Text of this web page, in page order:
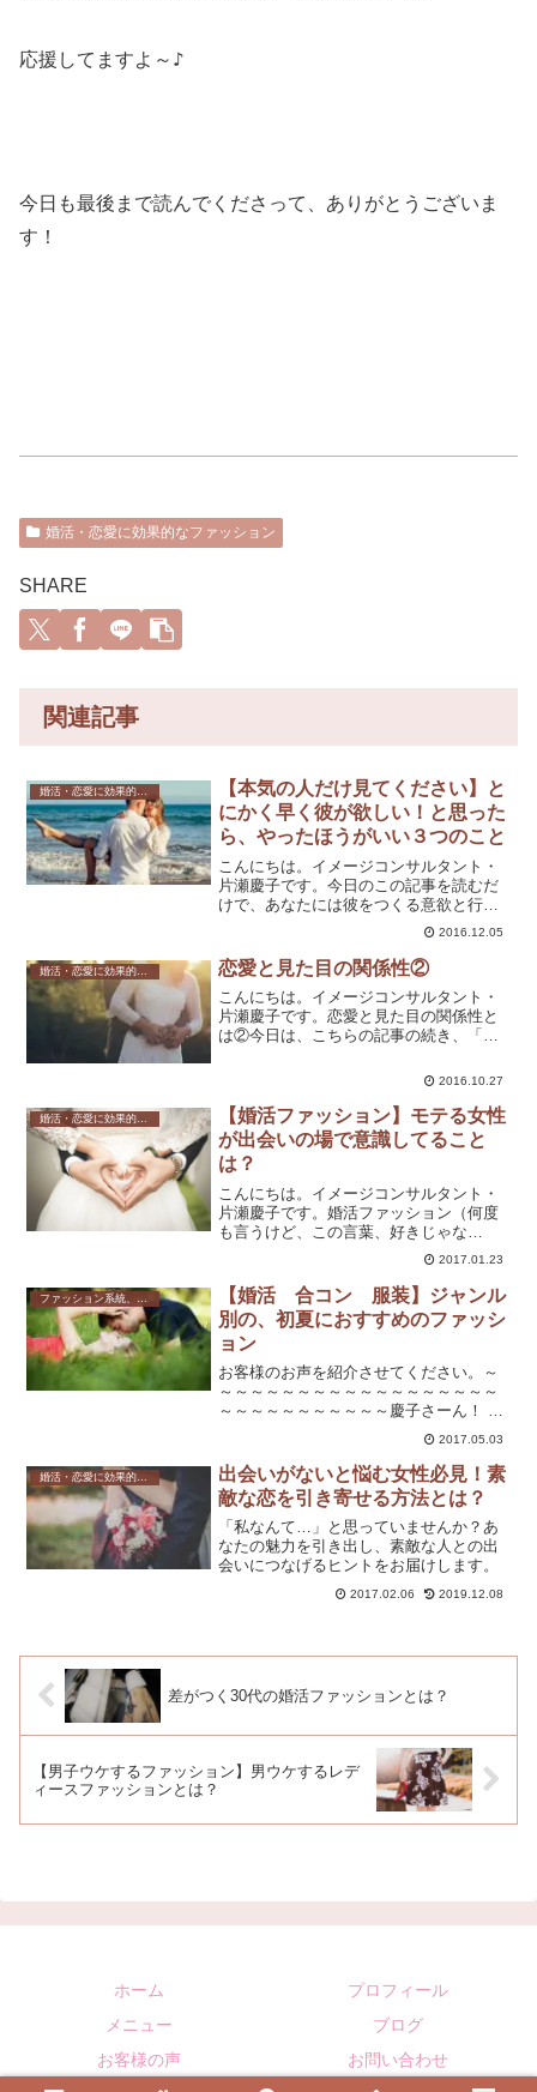
応援してますよ～ ♪
今日も最後まで読んでくださって、ありがとうございま
す！
婚活・恋愛に効果的なファッション
SHARE
関連記事
婚活・恋愛に効果的なファッション
【本気の人だけ見てください】と
にかく早く彼が欲しい！と思った
ら、やったほうがいい３つのこと
こんにちは。イメージコンサルタント・
片瀬慶子です。今日のこの記事を読むだ
けで、あなたには彼をつくる意欲と行動
力があるということなんですね。最後ま
で、楽しんで読んでいただけると嬉しい
です。「どこかにいい人いないかな～」
「街を歩いてて、急にカッ...
2016.12.05
恋愛と見た目の関係性②
こんにちは。イメージコンサルタント・
片瀬慶子です。恋愛と見た目の関係性と
は②今日は、こちらの記事の続き、「健
て、掘り下げていきますね。健康は誰も
生命は結局何のために必要...
2016.10.27
婚活・恋愛に効果的なファッション
【婚活ファッション】モテる女性
が出会いの場で意識してること
は？
こんにちは。イメージコンサルタント・
片瀬慶子です。婚活ファッション（何度
も言うけど、この言葉、好きじゃな
い…）については前も書きましたが、
「私、ファッション大好きなんです！で
もモテなくて・・・」という女性にお会
いしたので、また書きたいと思い...
2017.01.23
【婚活 合コン 服装】ジャンル
別の、初夏におすすめのファッシ
ョン
お客様のお声を紹介させてください。～
～～～～～～～～～～～～～～～～～～
～～～～～～～～～～～慶子さーん！ な
んと、あれから年下男性から二人も声を
かけられました。たった1ヶ月しかたって
ないのにこの変化！ファッションを変え
たせいだと思って、ハ...
2017.05.03
婚活・恋愛に効果的なファッション
出会いがないと悩む女性必見！素
敵な恋を引き寄せる方法とは？
「私なんて…」と思っていませんか？あ
なたの魅力を引き出し、素敵な人との出
会いにつなげるヒントをお届けします。
2017.02.06 2019.12.08
差がつく30代の婚活ファッションとは？
【男子ウケするファッション】男ウケするレデ
ィースファッションとは？
ホーム
プロフィール
メニュー
ブログ
お客様の声
お問い合わせ